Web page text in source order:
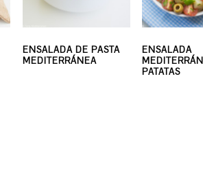
ENSALADA DE PASTA
MEDITERRÁNEA
ENSALADA
PATATAS